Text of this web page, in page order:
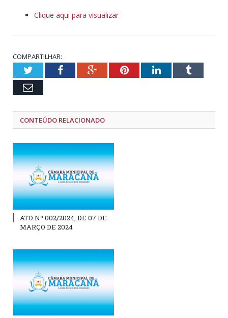
Clique aqui para visualizar
COMPARTILHAR:
TwitterFacebookGoogle+PinterestLinkedInTumblr
Email
CONTEÚDO RELACIONADO
ATO Nº 002/2024, DE 07 DE
MARÇO DE 2024